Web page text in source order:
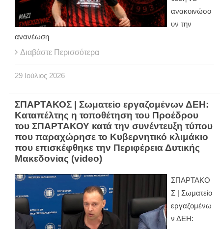
ανακοινώσο
υν την
ανανέωση
Διαβάστε Περισσότερα
29 Ιούλιος 2026
ΣΠΑΡΤΑΚΟΣ | Σωματείο εργαζομένων ΔΕΗ:
Καταπέλτης η τοποθέτηση του Προέδρου
του ΣΠΑΡΤΑΚΟΥ κατά την συνέντευξη τύπου
που παραχώρησε το Κυβερνητικό κλιμάκιο
που επισκέφθηκε την Περιφέρεια Δυτικής
Μακεδονίας (video)
ΣΠΑΡΤΑΚΟ
Σ | Σωματείο
εργαζομένω
ν ΔΕΗ: